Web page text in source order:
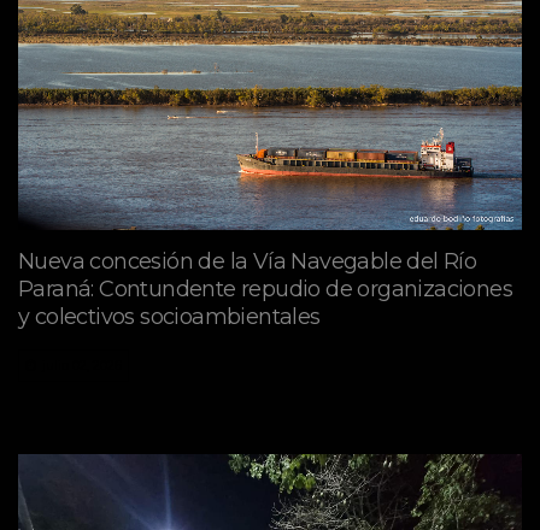
Nueva concesión de la Vía Navegable del Río
Paraná: Contundente repudio de organizaciones
y colectivos socioambientales